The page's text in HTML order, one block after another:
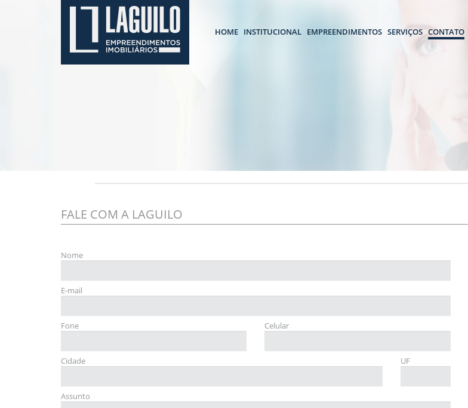
HOME INSTITUCIONAL EMPREENDIMENTOS SERVIÇOS CONTATO
FALE COM A LAGUILO
Nome
E-mail
Fone Celular
Cidade UF
Assunto